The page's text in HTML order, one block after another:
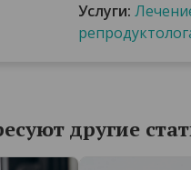
Услуги:
другие